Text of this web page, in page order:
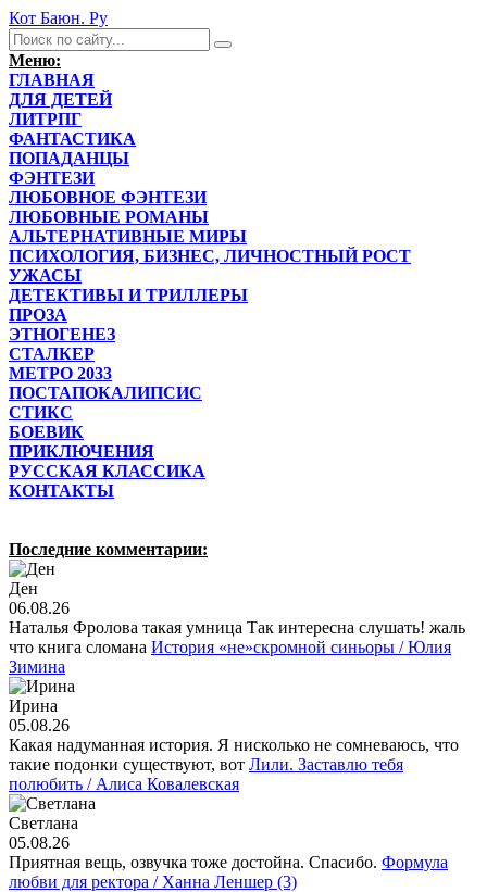
Кот Баюн. Ру
Меню:
ГЛАВНАЯ
ДЛЯ ДЕТЕЙ
ЛИТРПГ
ФАНТАСТИКА
ПОПАДАНЦЫ
ФЭНТЕЗИ
ЛЮБОВНОЕ ФЭНТЕЗИ
ЛЮБОВНЫЕ РОМАНЫ
АЛЬТЕРНАТИВНЫЕ МИРЫ
ПСИХОЛОГИЯ, БИЗНЕС, ЛИЧНОСТНЫЙ РОСТ
УЖАСЫ
ДЕТЕКТИВЫ И ТРИЛЛЕРЫ
ПРОЗА
ЭТНОГЕНЕЗ
СТАЛКЕР
МЕТРО 2033
ПОСТАПОКАЛИПСИС
СТИКС
БОЕВИК
ПРИКЛЮЧЕНИЯ
РУССКАЯ КЛАССИКА
КОНТАКТЫ
Последние комментарии:
Ден
06.08.26
Наталья Фролова такая умница Так интересна слушать! жаль
что книга сломана История «не»скромной синьоры / Юлия
Зимина
Ирина
05.08.26
Какая надуманная история. Я нисколько не сомневаюсь, что
такие подонки существуют, вот Лили. Заставлю тебя
полюбить / Алиса Ковалевская
Светлана
05.08.26
Приятная вещь, озвучка тоже достойна. Спасибо. Формула
любви для ректора / Ханна Леншер (3)